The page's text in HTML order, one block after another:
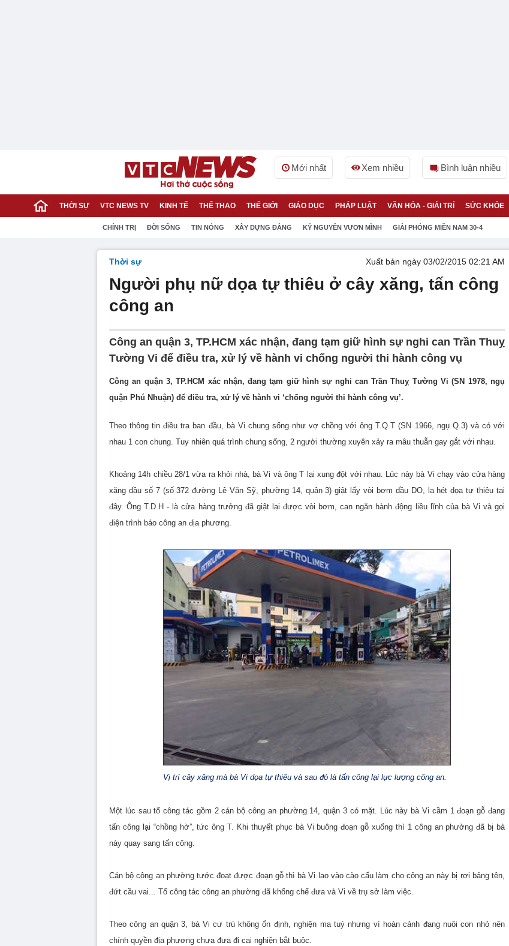
Mới nhất Xem nhiều Bình luận nhiều
THỜI SỰ VTC NEWS TV KINH TẾ THỂ THAO THẾ GIỚI GIÁO DỤC PHÁP LUẬT VĂN HÓA - GIẢI TRÍ SỨC KHỎE
CHÍNH TRỊ ĐỜI SỐNG TIN NÓNG XÂY DỰNG ĐẢNG KỶ NGUYÊN VƯƠN MÌNH GIẢI PHÓNG MIỀN NAM 30-4
Thời sự Xuất bản ngày 03/02/2015 02:21 AM
Người phụ nữ dọa tự thiêu ở cây xăng, tấn công
công an
Công an quận 3, TP.HCM xác nhận, đang tạm giữ hình sự nghi can Trần Thuỵ
Tường Vi để điều tra, xử lý về hành vi chống người thi hành công vụ
Công an quận 3, TP.HCM xác nhận, đang tạm giữ hình sự nghi can Trần Thuỵ Tường Vi (SN 1978, ngụ
quận Phú Nhuận) để điều tra, xử lý về hành vi ‘chống người thi hành công vụ’.
Theo thông tin điều tra ban đầu, bà Vi chung sống như vợ chồng với ông T.Q.T (SN 1966, ngụ Q.3) và có với
nhau 1 con chung. Tuy nhiên quá trình chung sống, 2 người thường xuyên xảy ra mâu thuẫn gay gắt với nhau.
Khoảng 14h chiều 28/1 vừa ra khỏi nhà, bà Vi và ông T lại xung đột với nhau. Lúc này bà Vi chạy vào cửa hàng
xăng dầu số 7 (số 372 đường Lê Văn Sỹ, phường 14, quận 3) giật lấy vòi bơm dầu DO, la hét dọa tự thiêu tại
đây. Ông T.D.H - là cửa hàng trưởng đã giật lại được vòi bơm, can ngăn hành động liều lĩnh của bà Vi và gọi
điện trình báo công an địa phương.
Vị trí cây xăng mà bà Vi dọa tự thiêu và sau đó là tấn công lại lực lượng công an.
Một lúc sau tổ công tác gồm 2 cán bộ công an phường 14, quận 3 có mặt. Lúc này bà Vi cầm 1 đoạn gỗ đang
tấn công lại “chồng hờ”, tức ông T. Khi thuyết phục bà Vi buông đoạn gỗ xuống thì 1 công an phường đã bị bà
này quay sang tấn công.
Cán bộ công an phường tước đoạt được đoạn gỗ thì bà Vi lao vào cào cấu làm cho công an này bị rơi bảng tên,
đứt cầu vai... Tổ công tác công an phường đã khống chế đưa và Vi về trụ sở làm việc.
Theo công an quận 3, bà Vi cư trú không ổn định, nghiện ma tuý nhưng vì hoàn cảnh đang nuôi con nhỏ nên
chính quyền địa phương chưa đưa đi cai nghiện bắt buộc.